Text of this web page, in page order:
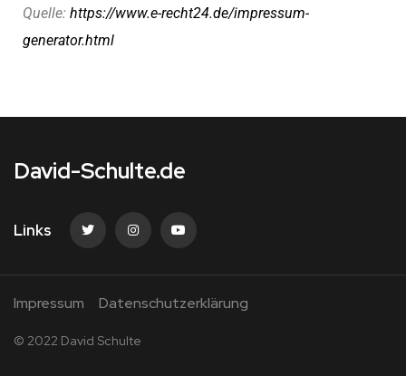
Quelle: https://www.e-recht24.de/impressum-
generator.html
David-Schulte.de
Links
Impressum Datenschutzerklärung
© 2022 David Schulte